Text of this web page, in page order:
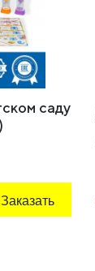
саду
Заказать